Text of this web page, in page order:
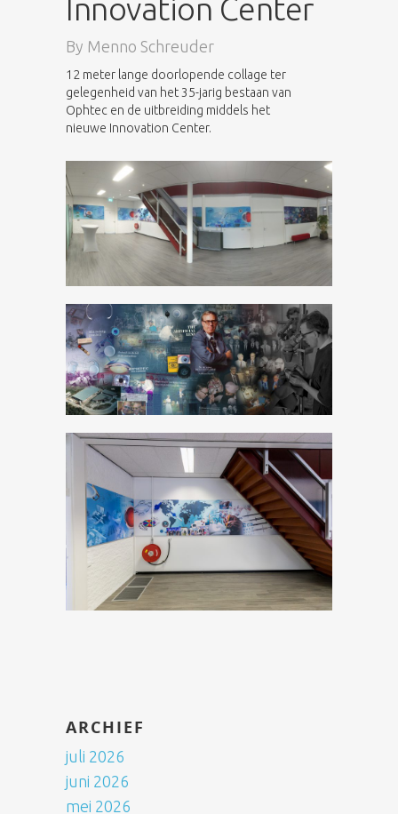
Innovation Center
By Menno Schreuder
12 meter lange doorlopende collage ter
gelegenheid van het 35-jarig bestaan van
Ophtec en de uitbreiding middels het
nieuwe Innovation Center.
ARCHIEF
juli 2026
juni 2026
mei 2026